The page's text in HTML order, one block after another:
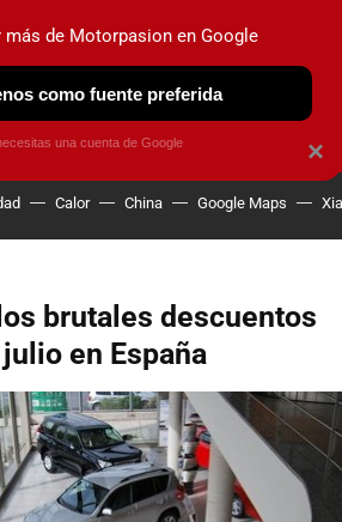
ELÉCTRICOS OBSERVATORIO
Calor China Google Maps
brutales descuentos
en España
×
más de Motorpasion en Google
como fuente preferida
una cuenta de Google